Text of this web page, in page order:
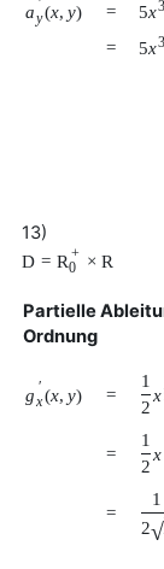
a ′
y(x, y) = 5x3
=
5x3
13)
D = R +
0
× R
Partielle
Ordnung
g ′
x(x, y) =
1
2
x
=
1
2
x
=
1
2√